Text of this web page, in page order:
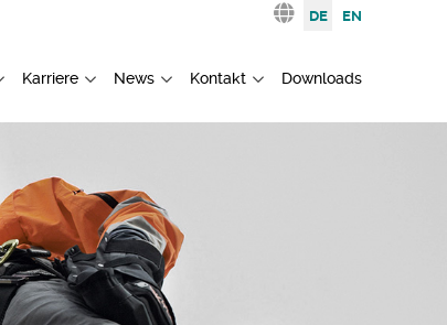
Sprache auswählen
DE EN
Karriere News Kontakt Downloads